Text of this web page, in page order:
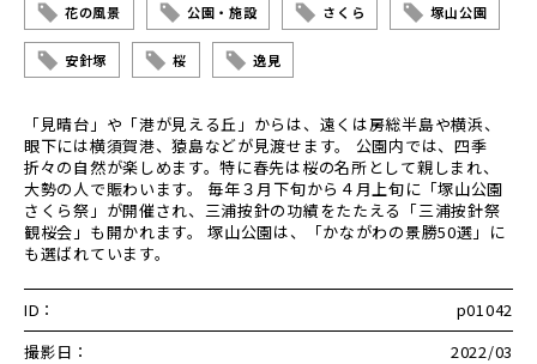
花の風景 公園・施設 さくら 塚山公園
安針塚 桜 逸見
「見晴台」や「港が見える丘」からは、遠くは房総半島や横浜、
眼下には横須賀港、猿島などが見渡せます。 公園内では、四季
折々の自然が楽しめます。特に春先は桜の名所として親しまれ、
大勢の人で賑わいます。 毎年３月下旬から４月上旬に「塚山公園
さくら祭」が開催され、三浦按針の功績をたたえる「三浦按針祭
観桜会」も開かれます。 塚山公園は、「かながわの景勝50選」に
も選ばれています。
ID：
p01042
撮影日：
2022/03